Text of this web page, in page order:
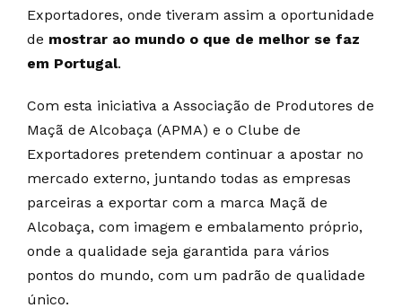
Exportadores, onde tiveram assim a oportunidade
de mostrar ao mundo o que de melhor se faz
em Portugal.
Com esta iniciativa a Associação de Produtores de
Maçã de Alcobaça (APMA) e o Clube de
Exportadores pretendem continuar a apostar no
mercado externo, juntando todas as empresas
parceiras a exportar com a marca Maçã de
Alcobaça, com imagem e embalamento próprio,
onde a qualidade seja garantida para vários
pontos do mundo, com um padrão de qualidade
único.